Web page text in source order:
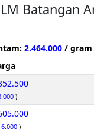
Batangan
2.464.000 / gram
)
)